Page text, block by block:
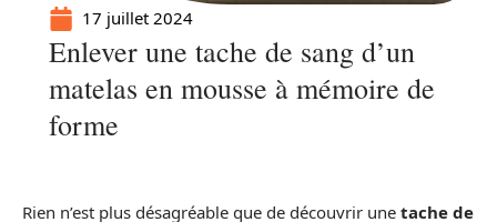
17 juillet 2024
Enlever une tache de sang d’un
matelas en mousse à mémoire de
forme
Rien n’est plus désagréable que de découvrir une tache de